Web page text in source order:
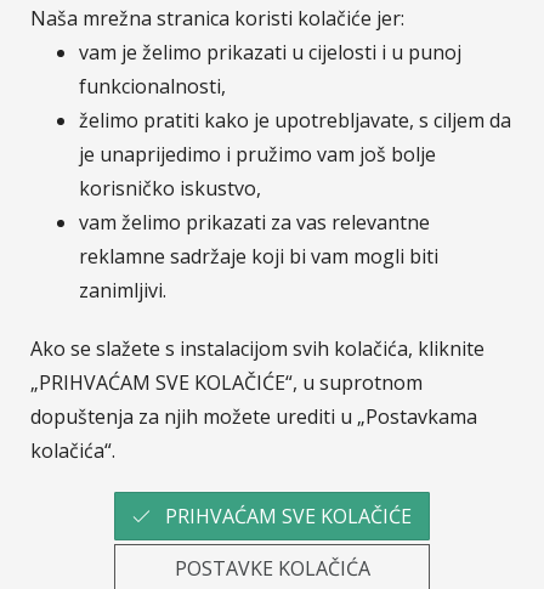
Sava osiguranjeje moderno osigurateljno društvo
nastalo udruživanjem četiri europska osiguratelja:
Velebit osiguranje, Velebit životno osiguranje,
Zavarovalnica Tilia i Zavarovalnica Maribor. Na
hrvatskom tržištu Zavarovalnica Sava, d.d. / Sava
osiguranje, d.d. posluje putem svoje podružnice
Sava osiguranje, d.d. - Podružnica Hrvatska.
Pripadnost Osigurateljnoj grupi Sava čini nas
dijelom jedne od najvećih financijskih grupacija u JI
Više o Savi Re.
© Sava osiguranje Pratite nas na :
Naša mrežna stranica koristi kolačiće jer:
vam je želimo prikazati u cijelosti i u punoj
funkcionalnosti,
želimo pratiti kako je upotrebljavate, s ciljem da
je unaprijedimo i pružimo vam još bolje
korisničko iskustvo,
vam želimo prikazati za vas relevantne
reklamne sadržaje koji bi vam mogli biti
zanimljivi.
Ako se slažete s instalacijom svih kolačića, kliknite
„PRIHVAĆAM SVE KOLAČIĆE“, u suprotnom
dopuštenja za njih možete urediti u „Postavkama
kolačića“.
PRIHVAĆAM SVE KOLAČIĆE
POSTAVKE KOLAČIĆA